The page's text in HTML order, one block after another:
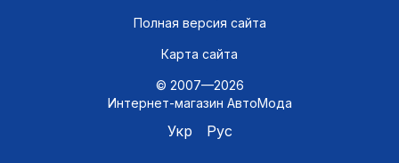
Полная версия сайта
Карта сайта
© 2007—2026
Интернет-магазин АвтоМода
Укр Рус